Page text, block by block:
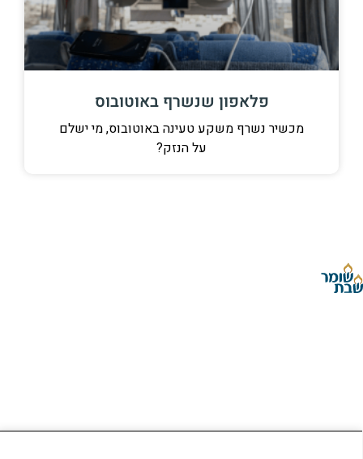
פלאפון שנשרף באוטובוס
מכשיר נשרף משקע טעינה באוטובוס, מי ישלם
על הנזק?